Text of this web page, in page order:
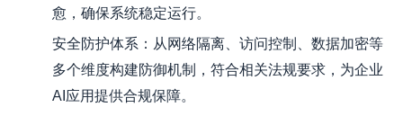
愈，确保系统稳定运行。
安全防护体系：从网络隔离、访问控制、数据加密等
多个维度构建防御机制，符合相关法规要求，为企业
AI应用提供合规保障。